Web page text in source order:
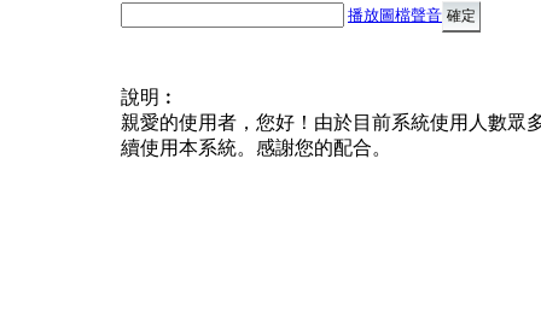
播放圖檔聲音
說明︰
親愛的使用者，您好！由於目前系統使用人數眾
續使用本系統。感謝您的配合。